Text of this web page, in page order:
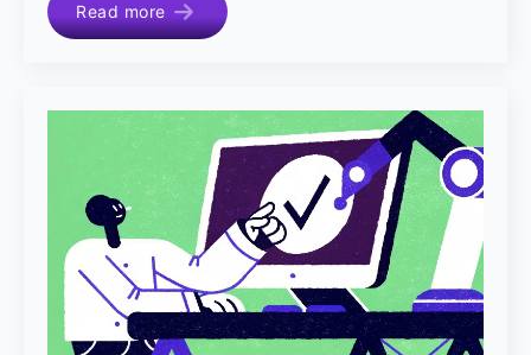
Read more